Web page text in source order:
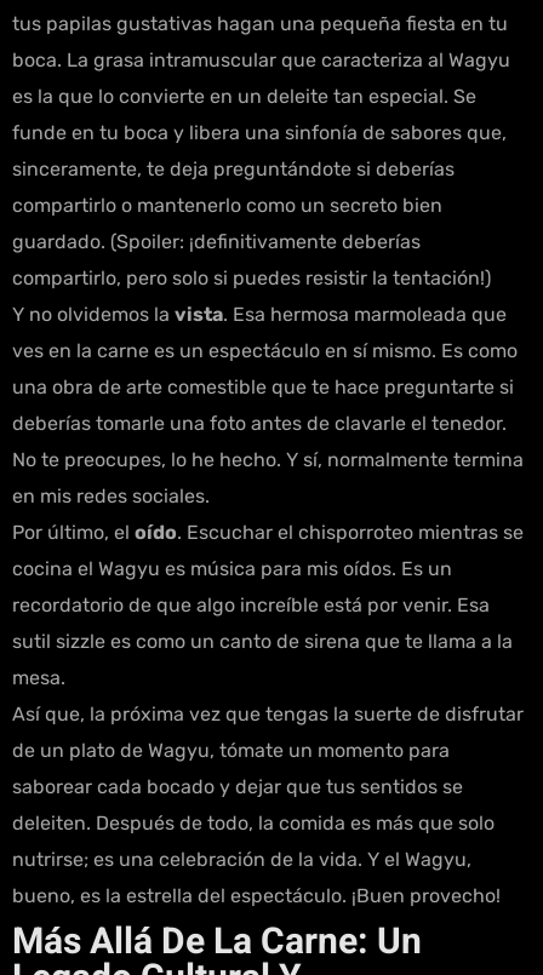
tus papilas gustativas hagan una pequeña fiesta en tu
boca. La grasa intramuscular que caracteriza al Wagyu
es la que lo convierte en un deleite tan especial. Se
funde en tu boca y libera una sinfonía de sabores que,
sinceramente, te deja preguntándote si deberías
compartirlo o mantenerlo como un secreto bien
guardado. (Spoiler: ¡definitivamente deberías
compartirlo, pero solo si puedes resistir la tentación!)
Y no olvidemos la vista. Esa hermosa marmoleada que
ves en la carne es un espectáculo en sí mismo. Es como
una obra de arte comestible que te hace preguntarte si
deberías tomarle una foto antes de clavarle el tenedor.
No te preocupes, lo he hecho. Y sí, normalmente termina
en mis redes sociales.
Por último, el oído. Escuchar el chisporroteo mientras se
cocina el Wagyu es música para mis oídos. Es un
recordatorio de que algo increíble está por venir. Esa
sutil sizzle es como un canto de sirena que te llama a la
mesa.
Así que, la próxima vez que tengas la suerte de disfrutar
de un plato de Wagyu, tómate un momento para
saborear cada bocado y dejar que tus sentidos se
deleiten. Después de todo, la comida es más que solo
nutrirse; es una celebración de la vida. Y el Wagyu,
bueno, es la estrella del espectáculo. ¡Buen provecho!
Más Allá De La Carne: Un